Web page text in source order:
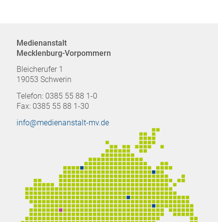
Medienanstalt
Mecklenburg-Vorpommern
Bleicherufer 1
19053 Schwerin
Telefon: 0385 55 88 1-0
Fax: 0385 55 88 1-30
info@medienanstalt-mv.de